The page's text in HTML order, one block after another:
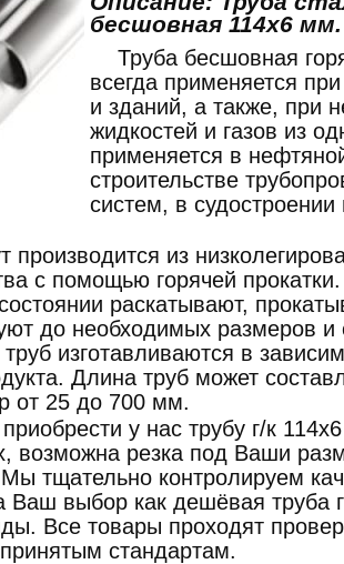
бесшовная 114x6 мм.
Труба бесшовная
всегда применяется
и зданий, а также, при
жидкостей и газов из
применяется в
строительстве
систем, в
производится из
с помощью горячей
раскатывают,
до необходимых размеров и
изготавливаются в
Длина труб может
от 25 до 700 мм.
у нас трубу г/к
возможна резка под Ваши
тщательно контролируем
Ваш выбор как дешёвая труба
Все товары проходят
стандартам.